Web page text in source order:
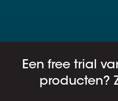
Een free trial
producten?